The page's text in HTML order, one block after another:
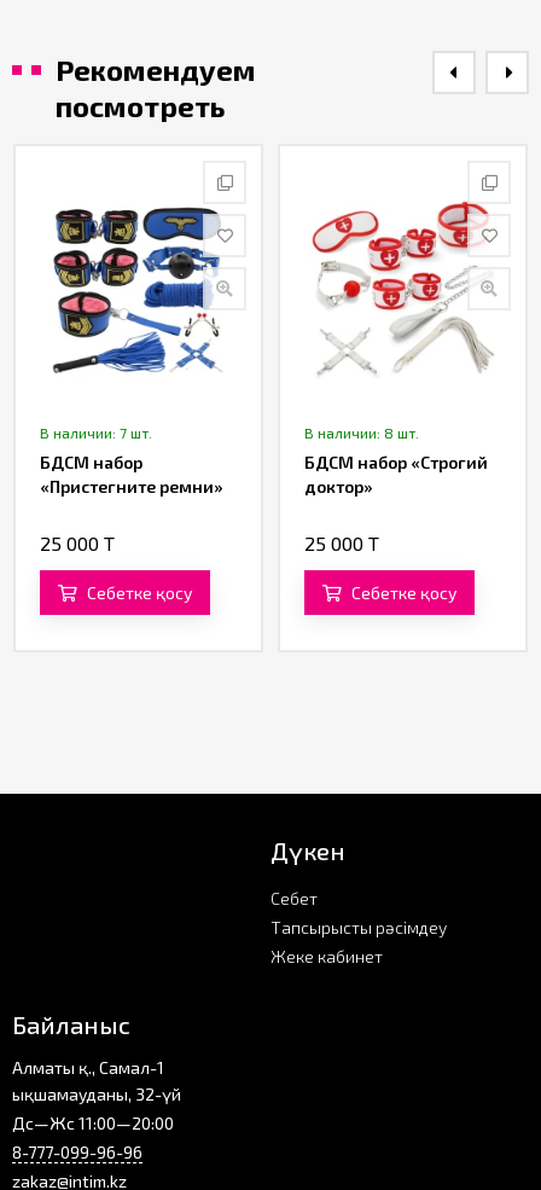
Рекомендуем
посмотреть
В наличии: 7 шт.
БДСМ набор
«Пристегните ремни»
25 000 T
Себетке қосу
В наличии: 8 шт.
БДСМ набор «Строгий
доктор»
25 000 T
Себетке қосу
Дүкен
Себет
Тапсырысты рәсімдеу
Жеке кабинет
Байланыс
Алматы қ., Самал-1
ықшамауданы, 32-үй
Дс—Жс 11:00—20:00
8-777-099-96-96
zakaz@intim.kz